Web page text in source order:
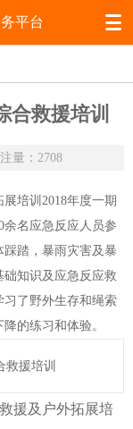
平台 
合救援培训
量：2708
培训2018年度一期
名应急反应人员参
踏，暴雨灾害及暴
知识及应急反应救
了野外生存和绳索
的练习和体验。
救援培训
援及户外拓展培